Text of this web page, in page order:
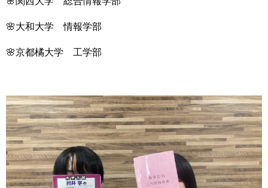
🌸大和大学 情報学部
🌸京都橘大学 工学部